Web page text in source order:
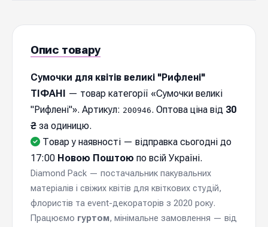
Опис товару
Сумочки для квітів великі "Рифлені"
ТІФАНІ — товар категорії «Сумочки великі
"Рифлені"». Артикул: 200946. Оптова ціна від 30
₴ за одиницю.
Товар у наявності — відправка cьогодні до
17:00 Новою Поштою по всій Україні.
Diamond Pack — постачальник пакувальних
матеріалів і свіжих квітів для квіткових студій,
флористів та event-декораторів з 2020 року.
Працюємо гуртом, мінімальне замовлення — від